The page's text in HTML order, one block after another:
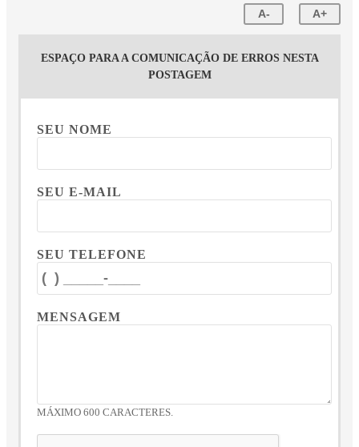
A- A+
ESPAÇO PARA A COMUNICAÇÃO DE ERROS NESTA
POSTAGEM
SEU NOME
SEU E-MAIL
SEU TELEFONE
MENSAGEM
MÁXIMO 600 CARACTERES.